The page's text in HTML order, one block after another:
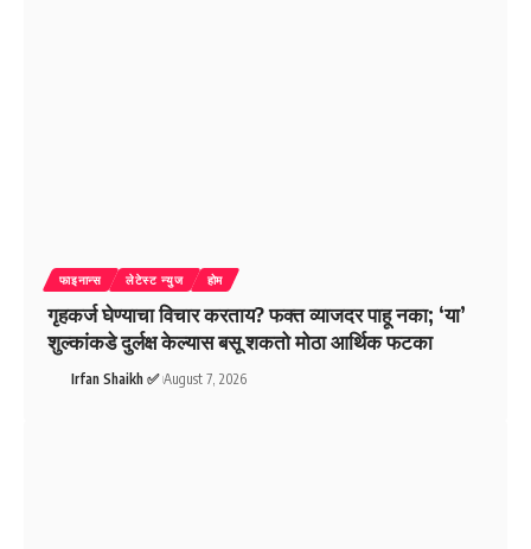
फाइनान्स लेटेस्ट न्युज होम
गृहकर्ज घेण्याचा विचार करताय? फक्त व्याजदर पाहू नका; ‘या’
शुल्कांकडे दुर्लक्ष केल्यास बसू शकतो मोठा आर्थिक फटका
Irfan Shaikh ✅ August 7, 2026